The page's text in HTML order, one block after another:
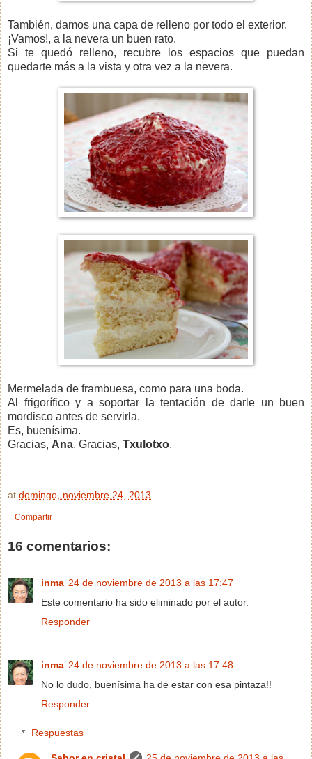
También, damos una capa de relleno por todo el exterior.
¡Vamos!, a la nevera un buen rato.
Si te quedó relleno, recubre los espacios que puedan
quedarte más a la vista y otra vez a la nevera.
Mermelada de frambuesa, como para una boda.
Al frigorífico y a soportar la tentación de darle un buen
mordisco antes de servirla.
Es, buenísima.
Gracias, Ana. Gracias, Txulotxo.
at domingo, noviembre 24, 2013
Compartir
16 comentarios:
inma 24 de noviembre de 2013 a las 17:47
Este comentario ha sido eliminado por el autor.
Responder
inma 24 de noviembre de 2013 a las 17:48
No lo dudo, buenísima ha de estar con esa pintaza!!
Responder
Respuestas